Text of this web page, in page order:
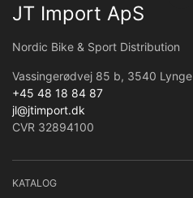
JT Import ApS
Nordic Bike & Sport Distribution
Vassingerødvej 85 b, 3540 Lynge
+45 48 18 84 87
jl@jtimport.dk
CVR 32894100
KATALOG